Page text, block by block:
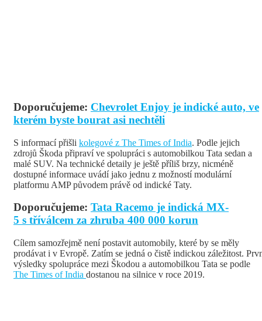
Doporučujeme: Chevrolet Enjoy je indické auto, ve
kterém byste bourat asi nechtěli
S informací přišli kolegové z The Times of India. Podle jejich
zdrojů Škoda připraví ve spolupráci s automobilkou Tata sedan a
malé SUV. Na technické detaily je ještě příliš brzy, nicméně
dostupné informace uvádí jako jednu z možností modulární
platformu AMP původem právě od indické Taty.
Doporučujeme: Tata Racemo je indická MX-
5 s tříválcem za zhruba 400 000 korun
Cílem samozřejmě není postavit automobily, které by se měly
prodávat i v Evropě. Zatím se jedná o čistě indickou záležitost.
výsledky spolupráce mezi Škodou a automobilkou Tata se podle
The Times of India dostanou na silnice v roce 2019.